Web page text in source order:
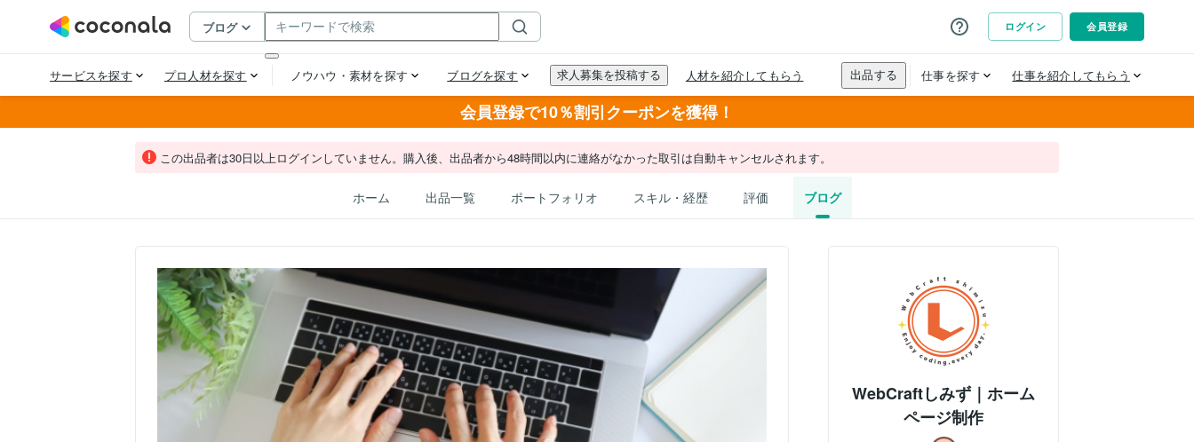
会員登録で10％割引クーポンを獲得！
この出品者は30日以上ログインしていません。購入後、出品者から48時間以内に連絡がなかった取引は自動キャンセルされます。
ホーム 出品一覧 ポートフォリオ スキル・経歴 評価 ブログ
WebCraftしみず｜ホーム
ページ制作